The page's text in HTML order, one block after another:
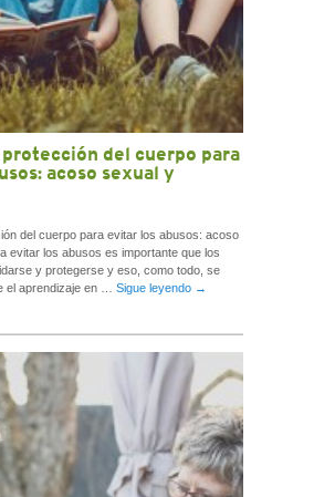
del cuerpo para
acoso sexual y
del cuerpo para evitar los abusos: acoso
evitar los abusos es importante que los
y protegerse y eso, como todo, se
el aprendizaje en … Sigue leyendo →